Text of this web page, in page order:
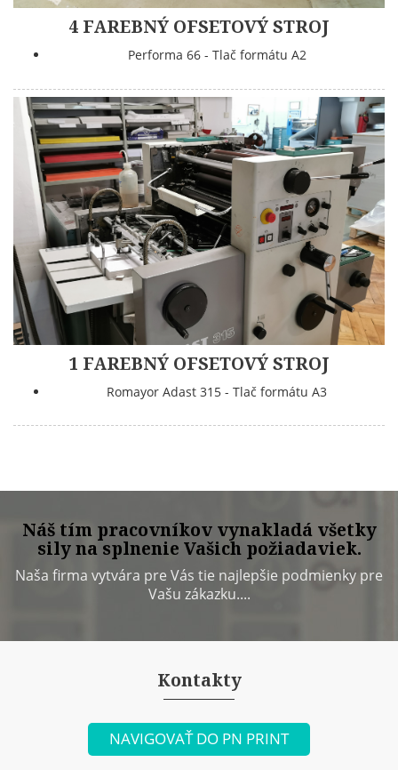
4 FAREBNÝ OFSETOVÝ STROJ
Performa 66 - Tlač formátu A2
1 FAREBNÝ OFSETOVÝ STROJ
Romayor Adast 315 - Tlač formátu A3
Náš tím pracovníkov vynakladá všetky
sily na splnenie Vašich požiadaviek.
Naša firma vytvára pre Vás tie najlepšie podmienky pre
Vašu zákazku....
Kontakty
NAVIGOVAŤ DO PN PRINT